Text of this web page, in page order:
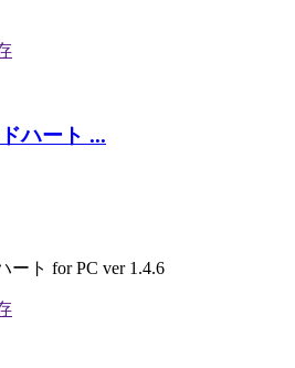
ハート ...
ート for PC ver 1.4.6